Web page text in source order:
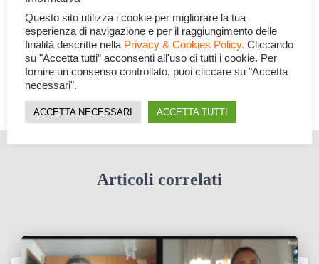
Categorie: GRAFICA
Articoli correlati
Questo sito utilizza i cookie per migliorare la tua
esperienza di navigazione e per il raggiungimento delle
finalità descritte nella Privacy & Cookies Policy. Cliccando
su "Accetta tutti” acconsenti all'uso di tutti i cookie. Per
fornire un consenso controllato, puoi cliccare su "Accetta
necessari".
ACCETTA NECESSARI ACCETTA TUTTI